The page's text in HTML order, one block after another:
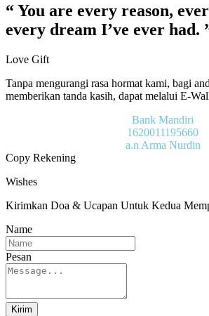
“ You are every reason,
every dream I’ve ever had.
Love Gift
Tanpa mengurangi rasa hormat kami, bagi
memberikan tanda kasih, dapat melalui E-
Bank Mandiri
1620011195660
a.n Arma Nurdin
Copy Rekening
Wishes
Kirimkan Doa & Ucapan Untuk Kedua
Name
Pesan
Kirim